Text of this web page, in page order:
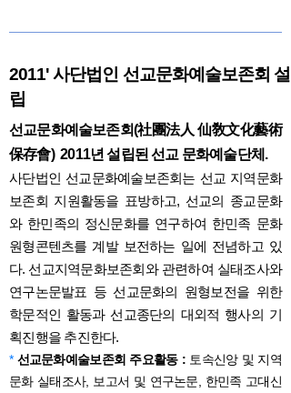
2011' 사단법인 선교문화예술보존회 설
립
선교문화예술보존회(社團法人 仙敎文化藝術
保存會) 2011년 설립된 선교 문화예술단체.
사단법인 선교문화예술보존회는 선교 지역문화
보존회 지원활동을 표방하고, 선교의 종교문화
와 한민족의 정신문화를 연구하여 한민족 문화
원형콘텐츠를 계발 보전하는 일에 전념하고 있
다. 선교지역문화보존회와 관련하여 실태조사와
연구논문발표 등 선교문화의 원형보전을 위한
학문적인 활동과 선교종단의 대외적 행사의 기
획진행을 추진한다.
* 선교문화예술보존회 주요활동 : 토속신앙 및 지역
문화 실태조사, 보고서 및 연구논문, 한민족 고대신